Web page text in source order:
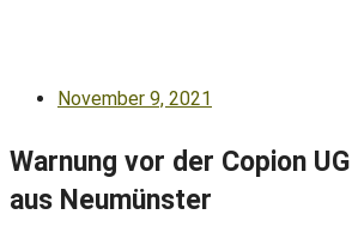
November 9, 2021
Warnung vor der Copion
aus Neumünster